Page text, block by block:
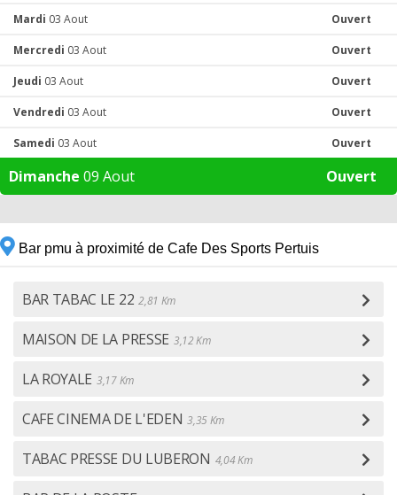
Mardi 03 Aout Ouvert
Mercredi 03 Aout Ouvert
Jeudi 03 Aout Ouvert
Vendredi 03 Aout Ouvert
Samedi 03 Aout Ouvert
Dimanche 09 Aout Ouvert
Bar pmu à proximité de Cafe Des Sports Pertuis
BAR TABAC LE 22 2,81 Km
MAISON DE LA PRESSE 3,12 Km
LA ROYALE 3,17 Km
CAFE CINEMA DE L'EDEN 3,35 Km
TABAC PRESSE DU LUBERON 4,04 Km